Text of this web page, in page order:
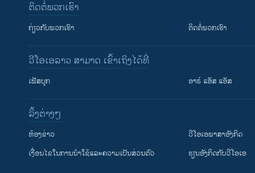
ຕິດຕາມພວກເຮົາ ທີ່
ຕິດຕໍ່ພວກເຮົາ
ກ່ຽວກັບພວກເຮົາ ຕິດຕໍ່ພວກເຮົາ
ວີໂອເອລາວ ສາມາດ ເຂົ້າເຖິງໄດ້ທີ່
ເຟັສບຸກ ອາຣ໌ ແອັສ ແອັສ
​ລິ້ງ​ຕ່າງໆ
​ຫ້ອງ​ຂ່າວ
​ເງື່ອນ​ໄຂ​ໃນ​ການ​ນຳ​ໃຊ້​ແລະຄວາມ​ເປັນ​ສ່​ວນ​ຕົວ
ວີ​ໂອ​ເອ​ພາ​ສາ​ອັງ​ກິດ
​ຮຽນ​ອັງ​ກິດ​ກັບ​ວີ​ໂອ​ເອ